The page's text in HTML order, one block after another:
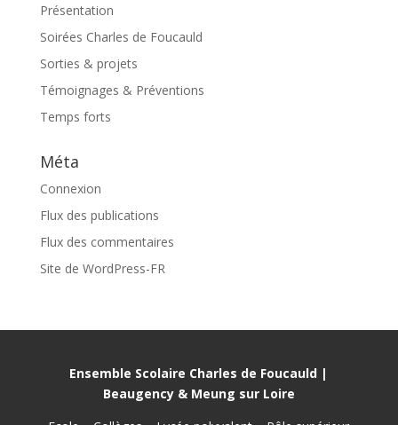
Présentation
Soirées Charles de Foucauld
Sorties & projets
Témoignages & Préventions
Temps forts
Méta
Connexion
Flux des publications
Flux des commentaires
Site de WordPress-FR
Ensemble Scolaire Charles de Foucauld |
Beaugency & Meung sur Loire